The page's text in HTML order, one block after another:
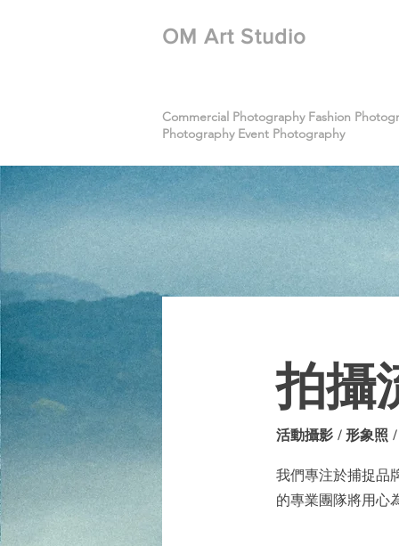
​OM Art Studio
Commercial Photography Fashion
Photography Event Photography
拍攝
活動攝影 / 形象照
我們專注於捕捉品
的專業團隊將用心